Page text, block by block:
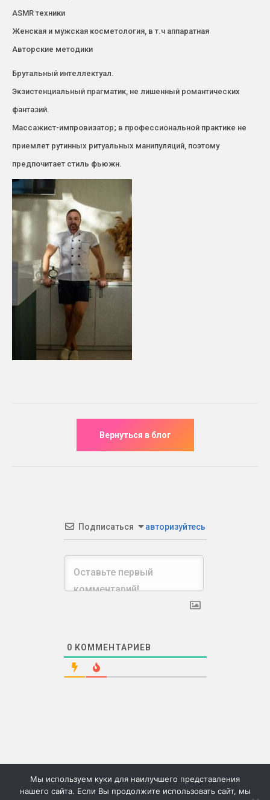
ASMR техники
Женская и мужская косметология, в т.ч аппаратная
Авторские методики
Брутальный интеллектуал.
Экзистенциальный прагматик, не лишенный романтических
фантазий.
Массажист-импровизатор; в профессиональной практике не
приемлет рутинных ритуальных манипуляций, поэтому
предпочитает стиль фьюжн.
Подписаться авторизуйтесь
0 КОММЕНТАРИЕВ
Мы используем куки для наилучшего представления
нашего сайта. Если Вы продолжите использовать сайт, мы